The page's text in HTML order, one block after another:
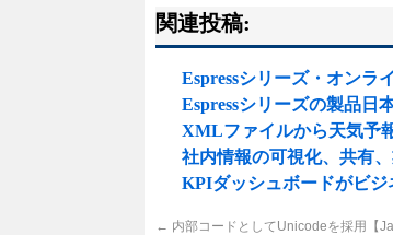
関連投稿:
Espressシリーズ・オンラ
Espressシリーズの製品日
XMLファイルから天気
社内情報の可視化、共有
KPIダッシュボードがビジ
← 内部コードとしてUnicodeを採用【